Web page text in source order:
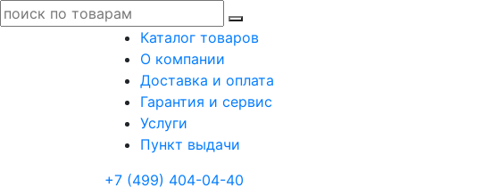
Каталог товаров
О компании
Доставка и оплата
Гарантия и сервис
Услуги
Пункт выдачи
+7 (499) 404-04-40